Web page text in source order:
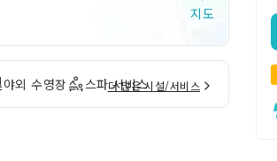
지도
야외 수영장 스파 서비스
더 많은 시설/서비스